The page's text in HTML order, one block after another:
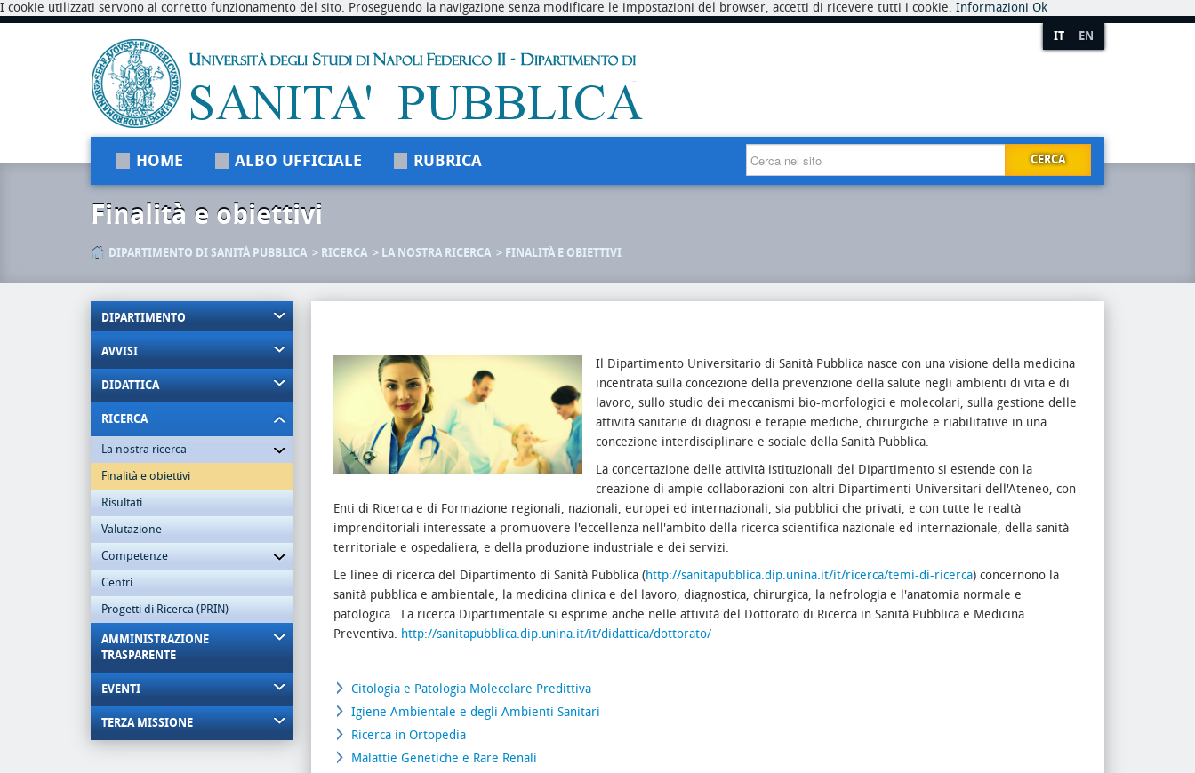
I cookie utilizzati servono al corretto funzionamento del sito. Proseguendo la navigazione senza modificare le impostazioni del browser, accetti di ricevere tutti i cookie. Informazioni Ok
IT EN
HOME ALBO UFFICIALE RUBRICA CERCA
Finalità e obiettivi
DIPARTIMENTO DI SANITÀ PUBBLICA RICERCA LA NOSTRA RICERCA FINALITÀ E OBIETTIVI
DIPARTIMENTO
AVVISI
DIDATTICA
RICERCA
La nostra ricerca
Finalità e obiettivi
Risultati
Valutazione
Competenze
Centri
Progetti di Ricerca (PRIN)
AMMINISTRAZIONE
TRASPARENTE
EVENTI
TERZA MISSIONE
Il Dipartimento Universitario di Sanità Pubblica nasce con una visione della medicina
incentrata sulla concezione della prevenzione della salute negli ambienti di vita e di
lavoro, sullo studio dei meccanismi bio-morfologici e molecolari, sulla gestione delle
attività sanitarie di diagnosi e terapie mediche, chirurgiche e riabilitative in una
concezione interdisciplinare e sociale della Sanità Pubblica.
La concertazione delle attività istituzionali del Dipartimento si estende con la
creazione di ampie collaborazioni con altri Dipartimenti Universitari dell'Ateneo, con
Enti di Ricerca e di Formazione regionali, nazionali, europei ed internazionali, sia pubblici che privati, e con tutte le realtà
imprenditoriali interessate a promuovere l'eccellenza nell'ambito della ricerca scientifica nazionale ed internazionale, della sanità
territoriale e ospedaliera, e della produzione industriale e dei servizi.
Le linee di ricerca del Dipartimento di Sanità Pubblica (http://sanitapubblica.dip.unina.it/it/ricerca/temi-di-ricerca) concernono la
sanità pubblica e ambientale, la medicina clinica e del lavoro, diagnostica, chirurgica, la nefrologia e l'anatomia normale e
patologica. La ricerca Dipartimentale si esprime anche nelle attività del Dottorato di Ricerca in Sanità Pubblica e Medicina
Preventiva. http://sanitapubblica.dip.unina.it/it/didattica/dottorato/
Citologia e Patologia Molecolare Predittiva
Igiene Ambientale e degli Ambienti Sanitari
Ricerca in Ortopedia
Malattie Genetiche e Rare Renali